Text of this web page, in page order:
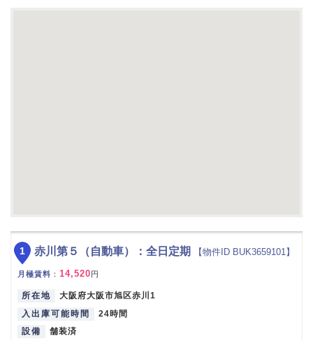
赤川第５（自動車）：全日定期 【物件ID BUK3659101】
月極賃料 ： 14,520円
所在地
大阪府大阪市旭区赤川1
入出庫可能時間
24時間
設備
舗装済
1